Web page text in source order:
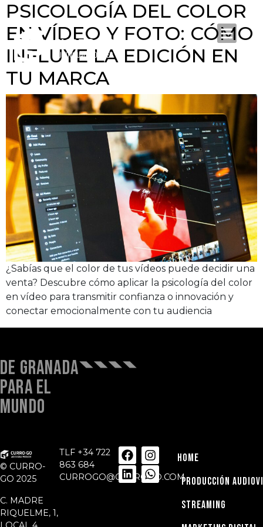
PSICOLOGÍA DEL COLOR
EN VÍDEO Y FOTO: CÓMO
INFLUYE LA EDICIÓN EN
TU MARCA
¿Sabías que el color de tus vídeos puede decidir una
venta? Descubre cómo aplicar la psicología del color
en vídeo para transmitir confianza o innovación y
conectar emocionalmente con tu audiencia
DE GRANADA
PARA EL
MUNDO
© CURRO-
GO 2025
C. MADRE
RIQUELME, 1,
TLF +34 722
863 684
CURROGO@CURROGO.COM
HOME
PRODUCCIÓN
STREAMING